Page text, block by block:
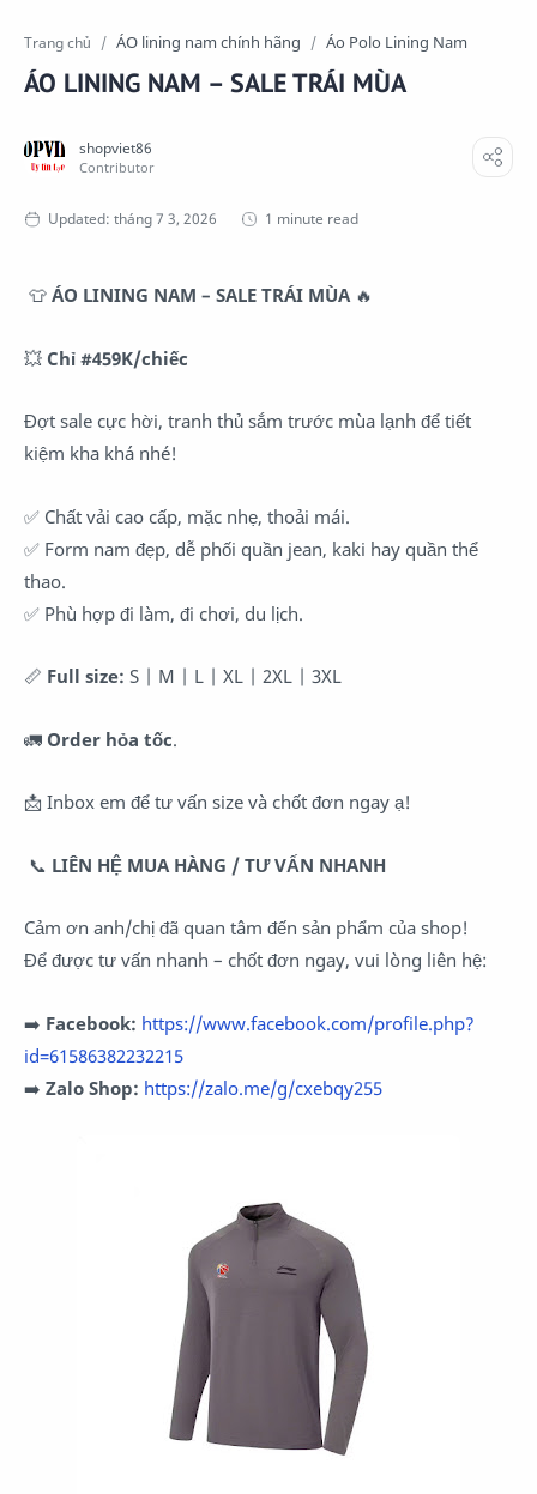
Trang chủ ÁO lining nam chính hãng Áo Polo Lining Nam
ÁO LINING NAM – SALE TRÁI MÙA
1 minute read
👕 ÁO LINING NAM – SALE TRÁI MÙA🔥
💥 Chỉ #459K/chiếc
Đợt sale cực hời, tranh thủ sắm trước mùa lạnh để tiết
kiệm kha khá nhé!
✅ Chất vải cao cấp, mặc nhẹ, thoải mái.
✅ Form nam đẹp, dễ phối quần jean, kaki hay quần thể
thao.
✅ Phù hợp đi làm, đi chơi, du lịch.
📏 Full size: S | M | L | XL | 2XL | 3XL
🚛 Order hỏa tốc.
📩 Inbox em để tư vấn size và chốt đơn ngay ạ!
📞 LIÊN HỆ MUA HÀNG / TƯ VẤN NHANH
Cảm ơn anh/chị đã quan tâm đến sản phẩm của shop!
Để được tư vấn nhanh – chốt đơn ngay, vui lòng liên hệ:
➡️ Facebook: https://www.facebook.com/profile.php?
id=61586382232215
➡️ Zalo Shop: https://zalo.me/g/cxebqy255